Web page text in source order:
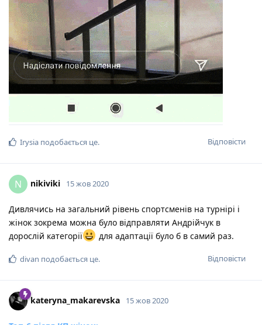
Відповісти
Irysia подобається це.
N nikiviki 15 жов 2020
Дивлячись на загальний рівень спортсменів на турнірі і
жінок зокрема можна було відправляти Андрійчук в
дорослій категорії
для адаптації було б в самий раз.
Відповісти
divan подобається це.
kateryna_makarevska 15 жов 2020